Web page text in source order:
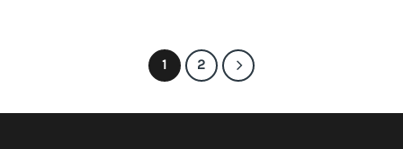
1 2